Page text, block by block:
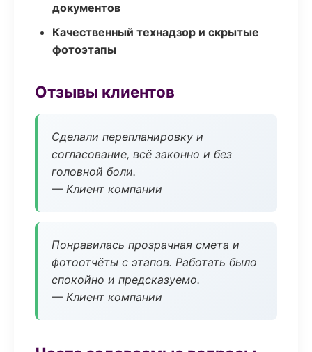
документов
Качественный технадзор и скрытые
фотоэтапы
Отзывы клиентов
Сделали перепланировку и
согласование, всё законно и без
головной боли.
— Клиент компании
Понравилась прозрачная смета и
фотоотчёты с этапов. Работать было
спокойно и предсказуемо.
— Клиент компании